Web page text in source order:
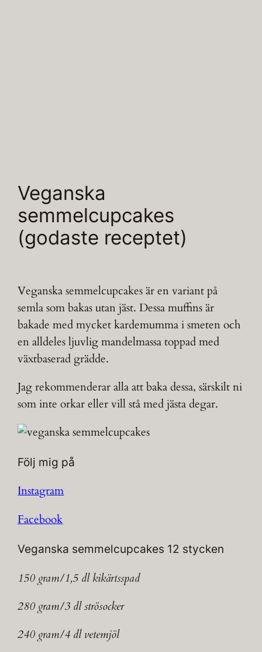
Veganska
semmelcupcakes
(godaste receptet)
Veganska semmelcupcakes är en variant på
semla som bakas utan jäst. Dessa muffins är
bakade med mycket kardemumma i smeten och
en alldeles ljuvlig mandelmassa toppad med
växtbaserad grädde.
Jag rekommenderar alla att baka dessa, särskilt ni
som inte orkar eller vill stå med jästa degar.
Följ mig på
Instagram
Facebook
Veganska semmelcupcakes 12 stycken
150 gram/1,5 dl kikärtsspad
280 gram/3 dl strösocker
240 gram/4 dl vetemjöl